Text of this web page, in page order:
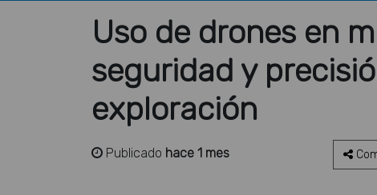
Uso de drones en
seguridad y
exploración
Publicado hace 1 mes